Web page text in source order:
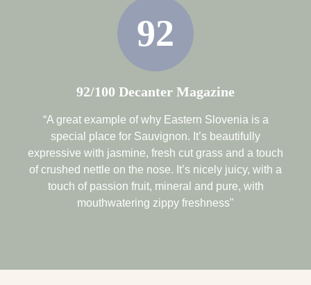
92
92/100 Decanter Magazine
“A great example of why Eastern Slovenia is a
special place for Sauvignon. It’s beautifully
expressive with jasmine, fresh cut grass and a touch
of crushed nettle on the nose. It’s nicely juicy, with a
touch of passion fruit, mineral and pure, with
mouthwatering zippy freshness"